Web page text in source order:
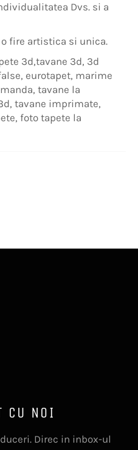
Dvs. si a
fire artistica si unica.
3d,tavane 3d, 3d
eurotapet, marime
tavane la
tavane imprimate,
foto tapete la
CU NOI
Direc in inbox-ul